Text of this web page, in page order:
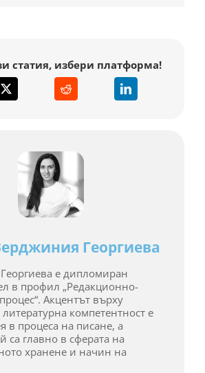
статия, избери платформа!
Георгиева
е дипломиран
в профил „Редакционно-
Акцентът върху
компетентност е
в процеса на писане, а
са главно в сферата на
хранене и начин на